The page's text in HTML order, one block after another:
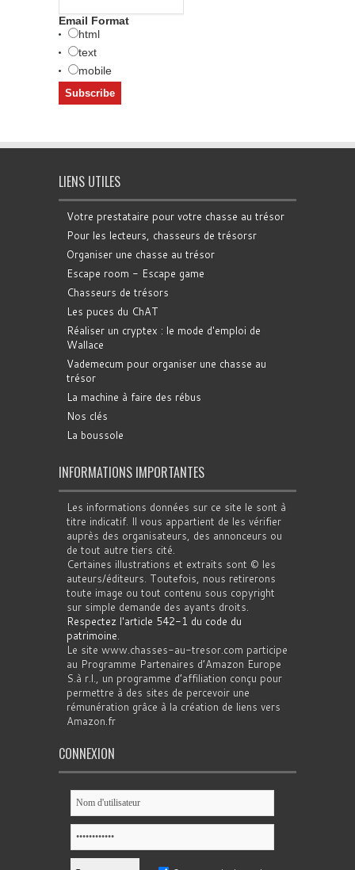
Email Format
html
text
mobile
LIENS UTILES
Votre prestataire pour votre chasse au trésor
Pour les lecteurs, chasseurs de trésorsr
Organiser une chasse au trésor
Escape room - Escape game
Chasseurs de trésors
Les puces du ChAT
Réaliser un cryptex : le mode d'emploi de
Wallace
Vademecum pour organiser une chasse au
trésor
La machine à faire des rébus
Nos clés
La boussole
INFORMATIONS IMPORTANTES
Les informations données sur ce site le sont à
titre indicatif. Il vous appartient de les vérifier
auprès des organisateurs, des annonceurs ou
de tout autre tiers cité.
Certaines illustrations et extraits sont © les
auteurs/éditeurs. Toutefois, nous retirerons
toute image ou tout contenu sous copyright
sur simple demande des ayants droits.
Respectez l'article 542-1 du code du
patrimoine.
Le site www.chasses-au-tresor.com participe
au Programme Partenaires d’Amazon Europe
S.à r.l., un programme d’affiliation conçu pour
permettre à des sites de percevoir une
rémunération grâce à la création de liens vers
Amazon.fr
CONNEXION